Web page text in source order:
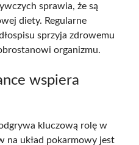
sprawia, że są
diety. Regularne
sprzyja zdrowemu
organizmu.
wspiera
kluczową rolę w
na układ pokarmowy jest